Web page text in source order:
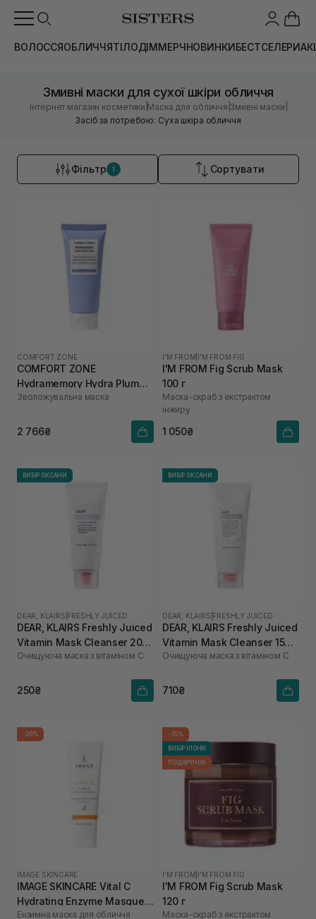
ВОЛОССЯОБЛИЧЧЯТІЛОДІММЕРЧНОВИНКИБЕСТСЕЛЕРИ
Змивні маски для сухої шкіри обличчя
Інтернет магазин косметики |Маска для обличчя |Змивні маски
Засіб за потребою: Суха шкіра обличчя
Фільтр 1 Сортувати
COMFORT ZONE
COMFORT ZONE
Hydramemory Hydra Plump
Mask 60 мл
Зволожувальна маска
2 766₴
I'M FROM I'M FROM FIG
I'M FROM Fig Scrub Mask
100 г
Маска-скраб з екстрактом
інжиру
1 050₴
ВИБІР ОКСАНИ
DEAR, KLAIRS FRESHLY JUICED
DEAR, KLAIRS Freshly Juiced
Vitamin Mask Cleanser 20
мл
Очищуюча маска з вітаміном С
250₴
ВИБІР ОКСАНИ
DEAR, KLAIRS FRESHLY JUICED
DEAR, KLAIRS Freshly Juiced
Vitamin Mask Cleanser 150
мл
Очищуюча маска з вітаміном С
710₴
-20%
IMAGE SKINCARE
IMAGE SKINCARE Vital C
Hydrating Enzyme Masque
28 г
Ензимна маска для обличчя
-35%
ВИБІР ІЛОНИ
ПОДАРУНОК
I'M FROM I'M FROM FIG
I'M FROM Fig Scrub Mask
120 г
Маска-скраб з екстрактом